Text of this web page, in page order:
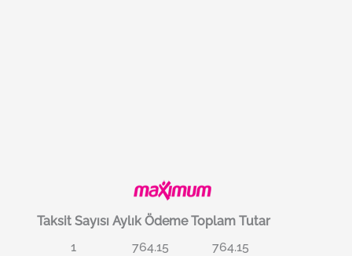
Taksit Sayısı Aylık Ödeme Toplam Tutar
1
764.15 764.15